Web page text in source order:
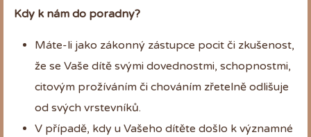
Kdy k nám do poradny?
Máte-li jako zákonný zástupce pocit či zkušenost,
že se Vaše dítě svými dovednostmi, schopnostmi,
citovým prožíváním či chováním zřetelně odlišuje
od svých vrstevníků.
V případě, kdy u Vašeho dítěte došlo k významné